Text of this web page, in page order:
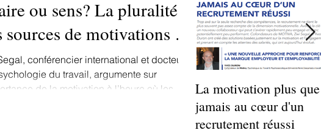
ou sens? La pluralité
sources de motivations et
conférencier international et docteur
du travail, argumente sur
de la motivation à l’heure où les...
La motivation plus que
jamais au cœur d'un
recrutement réussi